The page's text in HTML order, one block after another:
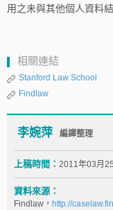
用之未與其他個人資料
相關連結
Stanford Law School
Findlaw
李婉萍 編譯整理
上稿時間： 2011年03月
資料來源：
Findlaw， http://